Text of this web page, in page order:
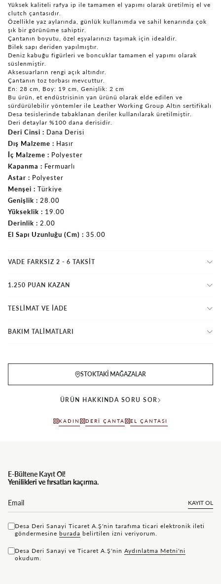
Yüksek kaliteli rafya ip ile tamamen el yapımı olarak üretilmiş el ve
clutch çantasıdır.
Özellikle yaz aylarında, günlük kullanımda ve sahil kenarında çok
şık bir görünüme sahiptir.
Çantanın boyutu, özel eşyalarınızı taşımak için idealdir.
Bilek sapı deriden yapılmıştır.
Deniz kabuğu figürleri ve boncuklar tamamen el yapımı olarak
süslenmiştir.
Aksesuarların rengi açık altındır.
Çantanın toz torbası mevcuttur.
En: 28 cm, Boy: 19 cm, Genişlik: 2 cm
Bu ürün, et endüstrisinin yan ürünü olarak elde edilen ve
sürdürülebilir yöntemler ile Leather Working Group Altın sertifikalı
Desa tesislerinde tabaklanan deriler kullanılarak üretilmiştir.
Deri detaylar %100 dana derisidir.
Deri Cinsi
Dana Derisi
Dış Malzeme
Hasır
İç Malzeme
Polyester
Kapanma
Fermuarlı
Astar
Polyester
Menşei
Türkiye
Genişlik
28.00
Yükseklik
19.00
Derinlik
2.00
El Sapı Uzunluğu (Cm)
35.00
VADE FARKSIZ 2 - 6 TAKSIT
1.250 PUAN KAZAN
TESLİMAT VE İADE
BAKIM TALİMATLARI
STOKTAKI MAĞAZALAR
ÜRÜN HAKKINDA SORU SOR
KADIN DERI ÇANTA EL ÇANTASI
E-Bültene Kayıt Ol!
Yenilikleri ve fırsatları kaçırma.
KAYIT OL
Desa Deri Sanayi Ticaret A.Ş'nin tarafıma ticari elektronik ileti
göndermesine bu rada belirtilen izni veriyorum.
Desa Deri Sanayi ve Ticaret A.Ş'nin Aydınlatma Metni'ni
okudum.